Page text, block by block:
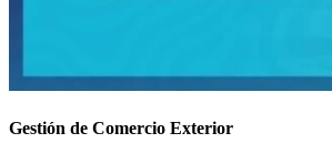
Gestión de Comercio Exterior